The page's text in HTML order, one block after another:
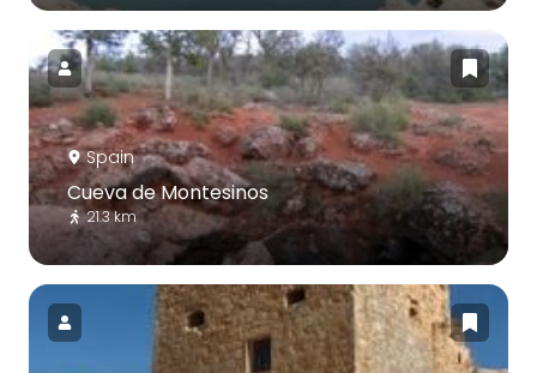
Spain
Cueva de Montesinos
21.3 km